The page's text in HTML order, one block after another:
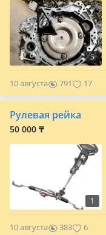
5
10 августа 791 17
Рулевая рейка
50 000 ₸
1
10 августа 383 6